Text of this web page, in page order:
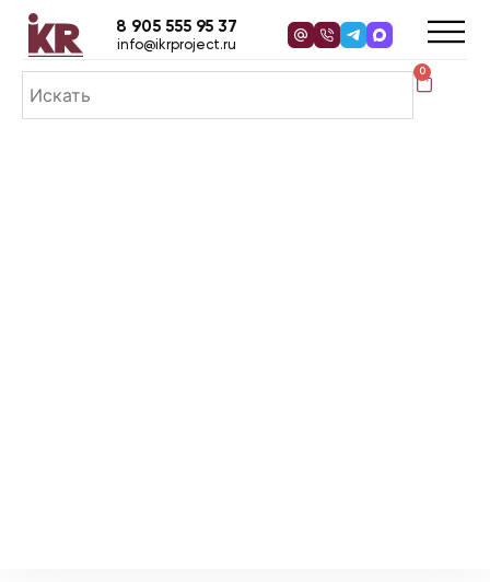
0
8 905 555 95 37
info@ikrproject.ru